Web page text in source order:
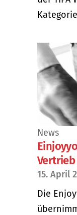
News
15. April
Die